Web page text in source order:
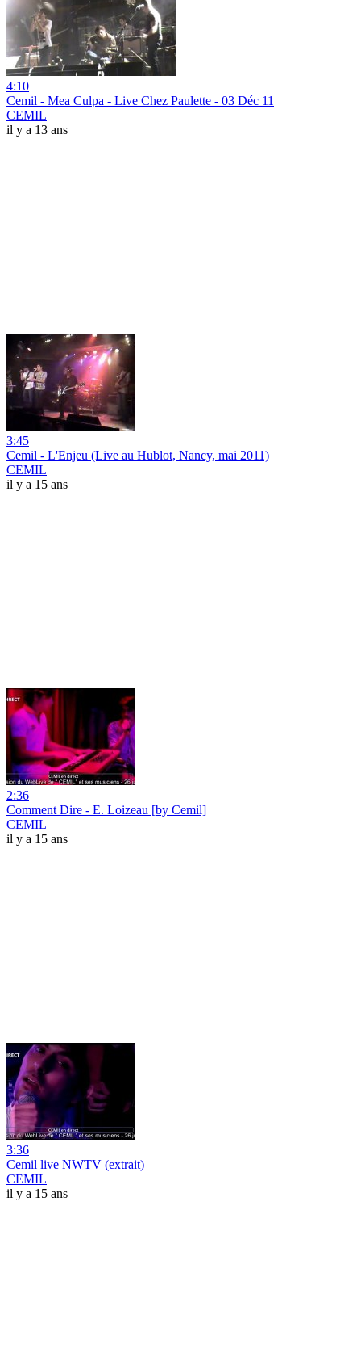
4:10
Cemil - Mea Culpa - Live Chez Paulette - 03 Déc 11
CEMIL
il y a 13 ans
3:45
Cemil - L'Enjeu (Live au Hublot, Nancy, mai 2011)
CEMIL
il y a 15 ans
2:36
Comment Dire - E. Loizeau [by Cemil]
CEMIL
il y a 15 ans
3:36
Cemil live NWTV (extrait)
CEMIL
il y a 15 ans